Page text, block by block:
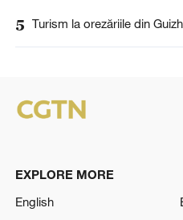
5 Turism la orezăriile din
EXPLORE MORE
English